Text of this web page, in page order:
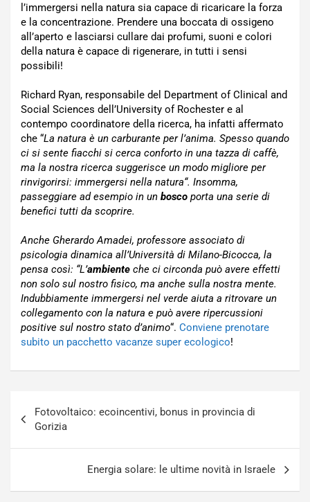
l’immergersi nella natura sia capace di ricaricare la forza
e la concentrazione. Prendere una boccata di ossigeno
all’aperto e lasciarsi cullare dai profumi, suoni e colori
della natura è capace di rigenerare, in tutti i sensi
possibili!
Richard Ryan, responsabile del Department of Clinical and
Social Sciences dell’University of Rochester e al
contempo coordinatore della ricerca, ha infatti affermato
che “La natura è un carburante per l’anima. Spesso quando
ci si sente fiacchi si cerca conforto in una tazza di caffè,
ma la nostra ricerca suggerisce un modo migliore per
rinvigorirsi: immergersi nella natura“. Insomma,
passeggiare ad esempio in un bosco porta una serie di
benefici tutti da scoprire.
Anche Gherardo Amadei, professore associato di
psicologia dinamica all’Università di Milano-Bicocca, la
pensa così: “L’ambiente che ci circonda può avere effetti
non solo sul nostro fisico, ma anche sulla nostra mente.
Indubbiamente immergersi nel verde aiuta a ritrovare un
collegamento con la natura e può avere ripercussioni
positive sul nostro stato d’animo“. Conviene prenotare
subito un pacchetto vacanze super ecologico!
articoli
Fotovoltaico: ecoincentivi, bonus in provincia di
Gorizia
Energia solare: le ultime novità in Israele